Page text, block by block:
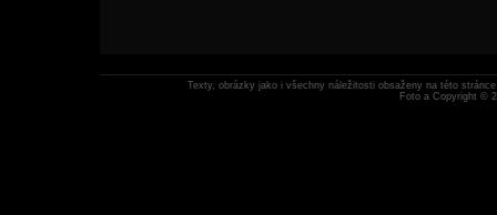
Texty, obrázky jako i všechny náležitosti obsaženy na této
Foto a Copyright ©